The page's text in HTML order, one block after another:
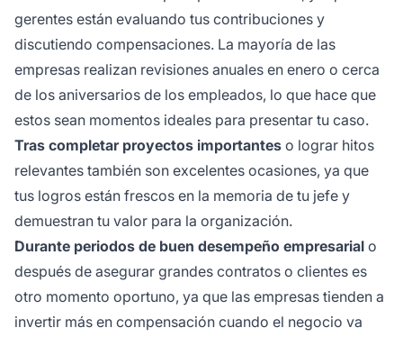
gerentes están evaluando tus contribuciones y
discutiendo compensaciones. La mayoría de las
empresas realizan revisiones anuales en enero o cerca
de los aniversarios de los empleados, lo que hace que
estos sean momentos ideales para presentar tu caso.
Tras completar proyectos importantes o lograr hitos
relevantes también son excelentes ocasiones, ya que
tus logros están frescos en la memoria de tu jefe y
demuestran tu valor para la organización.
Durante periodos de buen desempeño empresarial o
después de asegurar grandes contratos o clientes es
otro momento oportuno, ya que las empresas tienden a
invertir más en compensación cuando el negocio va